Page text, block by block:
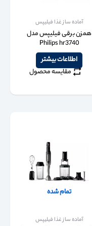
آماده ساز غذا فیلیپس
همزن برقی فیلیپس مدل
Philips hr3740
اطلاعات بیشتر
مقایسه محصول
تمام شده
آماده ساز غذا فیلیپس